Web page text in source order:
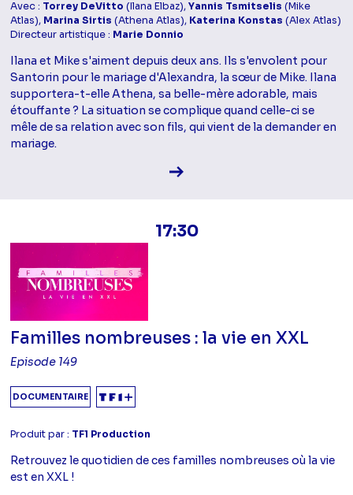
Avec : Torrey DeVitto (Ilana Elbaz),Yannis Tsmitselis (Mike
Atlas), Marina Sirtis (Athena Atlas), Katerina Konstas (Alex Atlas)
Directeur artistique : Marie Donnio
Ilana et Mike s'aiment depuis deux ans. Ils s'envolent pour
Santorin pour le mariage d'Alexandra, la sœur de Mike. Ilana
supportera-t-elle Athena, sa belle-mère adorable, mais
étouffante ? La situation se complique quand celle-ci se
mêle de sa relation avec son fils, qui vient de la demander en
mariage.
Voir la fiche diffusion
17:30
Familles nombreuses : la vie en XXL
Episode 149
DOCUMENTAIRE
Produit par : TF1 Production
Retrouvez le quotidien de ces familles nombreuses où la vie
est en XXL !